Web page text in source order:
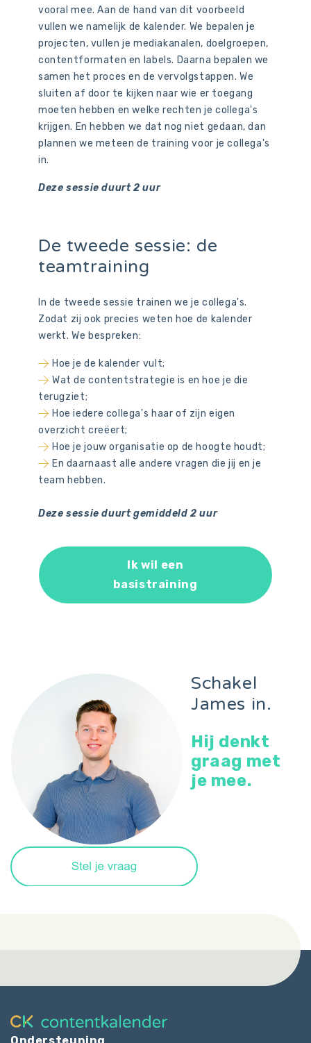
vooral mee. Aan de hand van dit voorbeeld
vullen we namelijk de kalender. We bepalen je
projecten, vullen je mediakanalen, doelgroepen,
contentformaten en labels. Daarna bepalen we
samen het proces en de vervolgstappen. We
sluiten af door te kijken naar wie er toegang
moeten hebben en welke rechten je collega's
krijgen. En hebben we dat nog niet gedaan, dan
plannen we meteen de training voor je collega's
in.
Deze sessie duurt 2 uur
De tweede sessie: de
teamtraining
In de tweede sessie trainen we je collega's.
Zodat zij ook precies weten hoe de kalender
werkt. We bespreken:
Hoe je de kalender vult;
Wat de contentstrategie is en hoe je die
terugziet;
Hoe iedere collega's haar of zijn eigen
overzicht creëert;
Hoe je jouw organisatie op de hoogte houdt;
En daarnaast alle andere vragen die jij en je
team hebben.
Deze sessie duurt gemiddeld 2 uur
Ik wil een
basistraining
Schakel
James in.
Hij denkt
graag met
je mee.
Ondersteuning